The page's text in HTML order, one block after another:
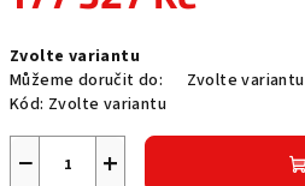
cena:
Zvolte variantu
Můžeme doručit do:
Zvolte variantu
Kód: Zvolte variantu
+
−